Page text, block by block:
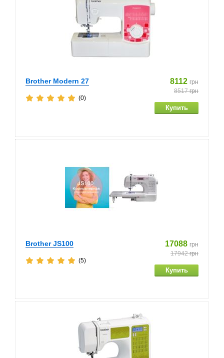
Brother Modern 27 8112 грн
8517грн
(0)
Brother JS100 17088 грн
17942грн
(5)